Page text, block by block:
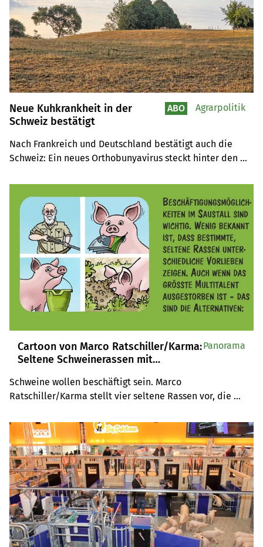
Neue Kuhkrankheit in der
Schweiz bestätigt
Nach Frankreich und Deutschland bestätigt auch die
Schweiz: Ein neues Orthobunyavirus steckt hinter den
ABO Agrarpolitik
Cartoon von Marco Ratschiller/Karma:
Seltene Schweinerassen mit
Schweine wollen beschäftigt sein. Marco
Ratschiller/Karma stellt vier seltene Rassen vor, die
Panorama